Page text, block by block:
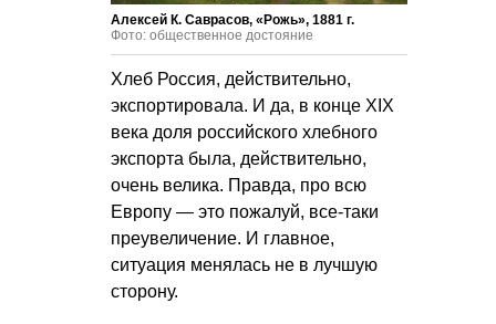
Алексей К. Саврасов, «Рожь», 1881 г.
Фото: общественное достояние
Хлеб Россия, действительно,
экспортировала. И да, в конце XIX
века доля российского хлебного
экспорта была, действительно,
очень велика. Правда, про всю
Европу — это пожалуй, все-таки
преувеличение. И главное,
ситуация менялась не в лучшую
сторону.